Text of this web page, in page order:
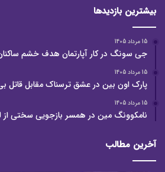
بیشترین بازدیدها
15 مرداد 1405
جی سونگ در کار آپارتمان هدف خشم
15 مرداد 1405
پارک اون بین در عشق ترسناک مقابل قاتل
15 مرداد 1405
نامکوونگ مین در همسر بازجویی سختی
آخرین مطالب